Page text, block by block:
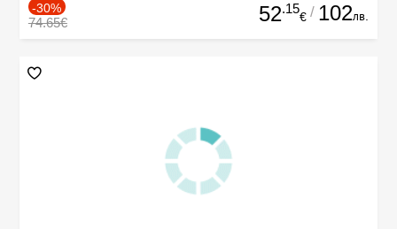
-30%
74.65€ 52.15
€ / 102лв.